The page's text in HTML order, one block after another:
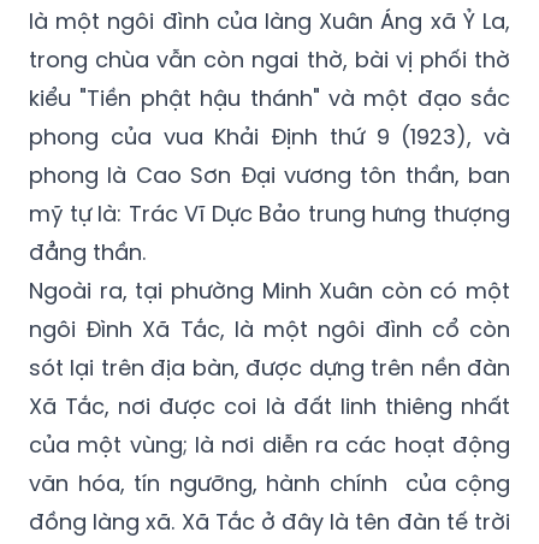
là một ngôi đình của làng Xuân Áng xã Ỷ La,
trong chùa vẫn còn ngai thờ, bài vị phối thờ
kiểu "Tiền phật hậu thánh" và một đạo sắc
phong của vua Khải Định thứ 9 (1923), và
phong là Cao Sơn Đại vương tôn thần, ban
mỹ tự là: Trác Vĩ Dực Bảo trung hưng thượng
đẳng thần.
Ngoài ra, tại phường Minh Xuân còn có một
ngôi Đình Xã Tắc, là một ngôi đình cổ còn
sót lại trên địa bàn, được dựng trên nền đàn
Xã Tắc, nơi được coi là đất linh thiêng nhất
của một vùng; là nơi diễn ra các hoạt động
văn hóa, tín ngưỡng, hành chính của cộng
đồng làng xã. Xã Tắc ở đây là tên đàn tế trời